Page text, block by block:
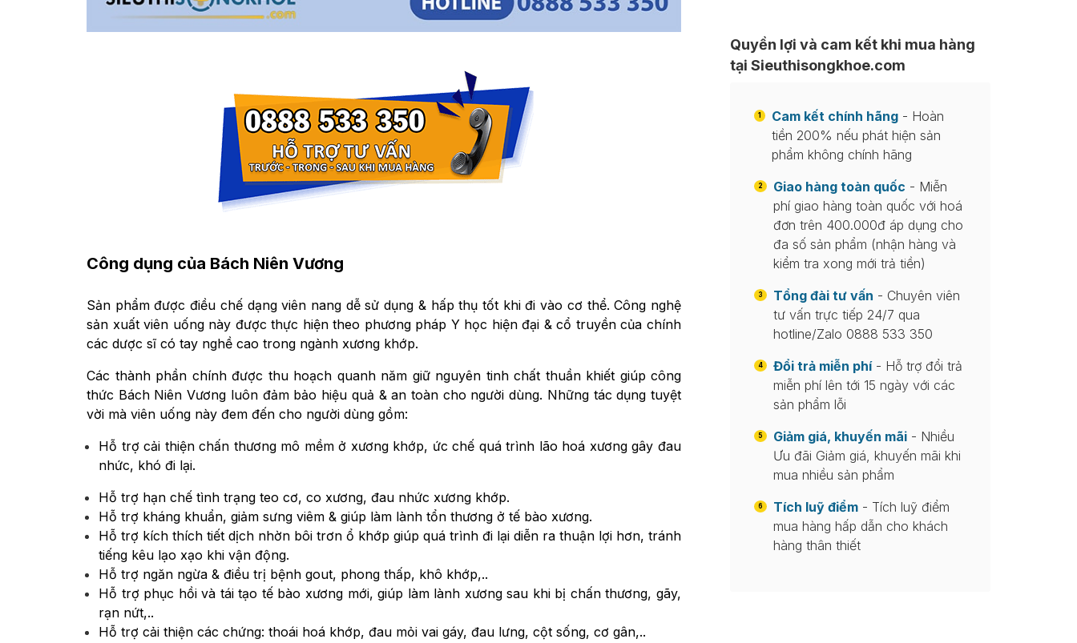
Công dụng của Bách Niên Vương
Sản phẩm được điều chế dạng viên nang dễ sử dụng & hấp thụ tốt khi đi vào cơ thể. Công nghệ
sản xuất viên uống này được thực hiện theo phương pháp Y học hiện đại & cổ truyền của chính
các dược sĩ có tay nghề cao trong ngành xương khớp.
Các thành phần chính được thu hoạch quanh năm giữ nguyên tinh chất thuần khiết giúp công
thức Bách Niên Vương luôn đảm bảo hiệu quả & an toàn cho người dùng. Những tác dụng tuyệt
vời mà viên uống này đem đến cho người dùng gồm:
Hỗ trợ cải thiện chấn thương mô mềm ở xương khớp, ức chế quá trình lão hoá xương gây đau
nhức, khó đi lại.
Hỗ trợ hạn chế tình trạng teo cơ, co xương, đau nhức xương khớp.
Hỗ trợ kháng khuẩn, giảm sưng viêm & giúp làm lành tổn thương ở tế bào xương.
Hỗ trợ kích thích tiết dịch nhờn bôi trơn ổ khớp giúp quá trình đi lại diễn ra thuận lợi hơn, tránh
tiếng kêu lạo xạo khi vận động.
Hỗ trợ ngăn ngừa & điều trị bệnh gout, phong thấp, khô khớp,..
Hỗ trợ phục hồi và tái tạo tế bào xương mới, giúp làm lành xương sau khi bị chấn thương, gãy,
rạn nứt,..
Hỗ trợ cải thiện các chứng: thoái hoá khớp, đau mỏi vai gáy, đau lưng, cột sống, cơ gân,..
Quyền lợi và cam kết khi mua hàng
tại Sieuthisongkhoe.com
1 Cam kết chính hãng - Hoàn
tiền 200% nếu phát hiện sản
phẩm không chính hãng
2 Giao hàng toàn quốc - Miễn
phí giao hàng toàn quốc với hoá
đơn trên 400.000đ áp dụng cho
đa số sản phẩm (nhận hàng và
kiểm tra xong mới trả tiền)
3 Tổng đài tư vấn - Chuyên viên
tư vấn trực tiếp 24/7 qua
hotline/Zalo 0888 533 350
4 Đổi trả miễn phí- Hỗ trợ đổi trả
miễn phí lên tới 15 ngày với các
sản phẩm lỗi
5 Giảm giá, khuyến mãi - Nhiều
Ưu đãi Giảm giá, khuyến mãi khi
mua nhiều sản phẩm
6 Tích luỹ điểm - Tích luỹ điểm
mua hàng hấp dẫn cho khách
hàng thân thiết